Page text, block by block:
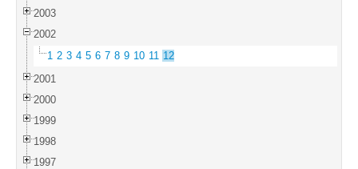
2003
2002
1 2 3 4 5 6 7 8 9 10 11 12
2001
2000
1999
1998
1997